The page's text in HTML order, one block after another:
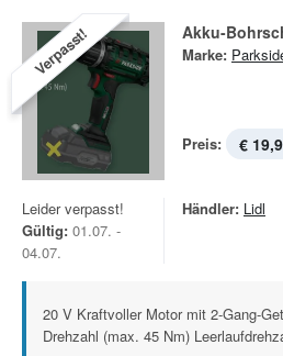
Verpasst! Akku-
Marke:
Preis: €
Leider verpasst!
Gültig: 01.07. -
04.07.
Händler: Lidl
20 V Kraftvoller Motor mit 2-Gang-
Drehzahl (max. 45 Nm)